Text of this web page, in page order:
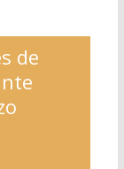
de